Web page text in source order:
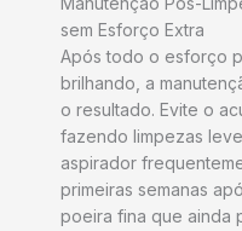
sem Esforço Extra
Após todo o esforço
brilhando, a
o resultado. Evite o
fazendo limpezas
aspirador
primeiras semanas
poeira fina que ainda